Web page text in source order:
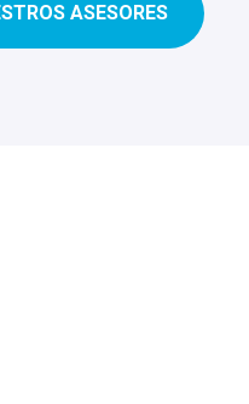
ASESORES